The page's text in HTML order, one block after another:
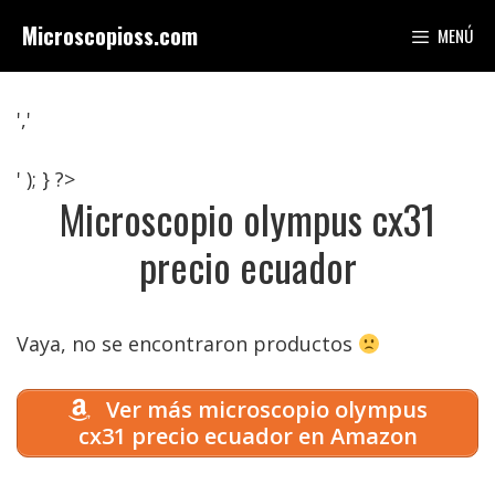
contenido
Microscopioss.com MENÚ
','
' ); } ?>
Microscopio olympus cx31
precio ecuador
Vaya, no se encontraron productos
Ver más microscopio olympus
cx31 precio ecuador en Amazon